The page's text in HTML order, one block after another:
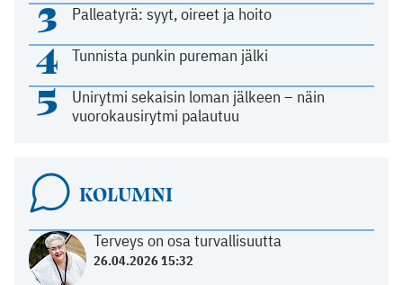
3 Palleatyrä: syyt, oireet ja hoito
4 Tunnista punkin pureman jälki
5
Unirytmi sekaisin loman jälkeen – näin
vuorokausirytmi palautuu
KOLUMNI
Terveys on osa turvallisuutta
26.04.2026 15:32